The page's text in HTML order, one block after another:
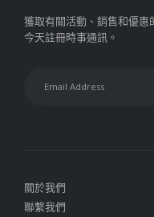
獲取有關活動、銷售和優惠
今天註冊時事通訊。
關於我們
聯繫我們